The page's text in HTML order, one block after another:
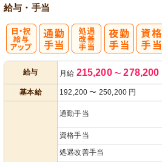
給与・手当
給与 月給 215,200 〜 278,200
基本給 192,200 〜 250,200 円
通勤手当
資格手当
処遇改善手当